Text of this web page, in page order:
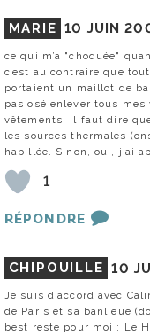
MARIE 10 JUIN
ce qui m’a "choquée"
c’est au contraire que
portaient un maillot de
pas osé enlever tous
vêtements. Il faut dire
les sources thermales
habillée. Sinon, oui, j’ai
1
RÉPONDRE
CHIPOUILLE 10
Je suis d’accord avec
de Paris et sa banlieue
best reste pour moi : Le